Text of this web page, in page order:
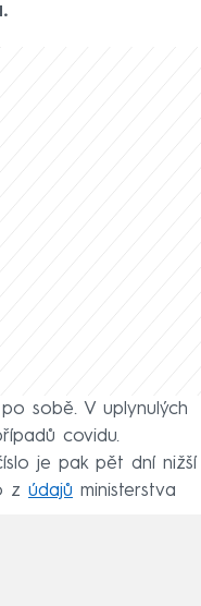
sobě. V uplynulých
covidu.
je pak pět dní nižší
z údajů ministerstva